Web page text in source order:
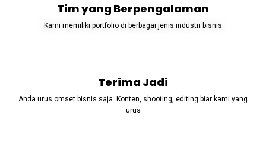
Tim yang Berpengalaman
Kami memiliki portfolio di berbagai jenis industri bisnis
Terima Jadi
Anda urus omset bisnis saja. Konten, shooting, editing biar kami yang
urus